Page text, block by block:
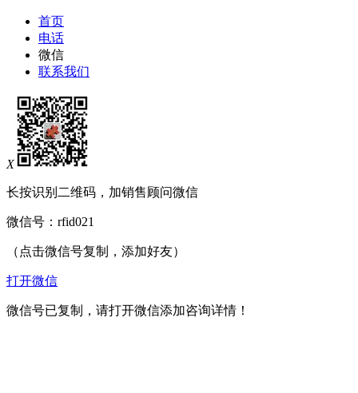
首页
电话
微信
联系我们
X
长按识别二维码，加销售顾问微信
微信号： rfid021
（点击微信号复制，添加好友）
打开微信
微信号已复制，请打开微信添加咨询详情！